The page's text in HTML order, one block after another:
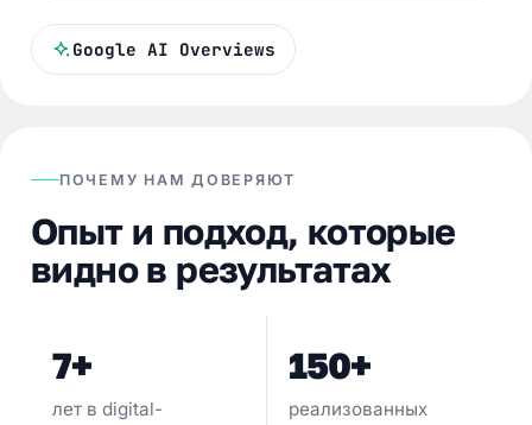
Google AI Overviews
ПОЧЕМУ НАМ ДОВЕРЯЮТ
Опыт и подход, которые
видно в результатах
7+
лет в digital-
150+
реализованных